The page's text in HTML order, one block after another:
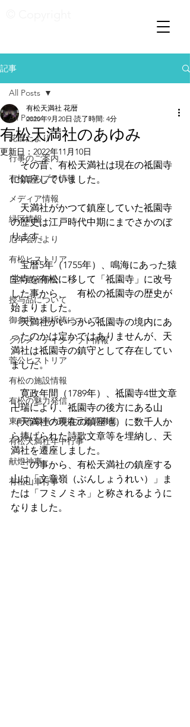
記事
All Posts
花暦たより
行事のご案内
有松まちブラ情報
メディア情報
緑区情報
厄年会だより
有松ヒストリア
日本遺産有松
授与品について
御参拝・御祈祷について
グルメ・テイクアウト情報
菅公ヒストリア
有松の施設情報
有松の魅力発信
東町布袋車大幕復元新調事業
有松天満社年中行事
献燈神事
有松山車行事
All Posts
有松天満社のあゆみ
有松天満社 花暦
2020年9月20日 読了時間: 4分
更新日： 2022年11月10日
その昔、有松天満社は現在の祗園寺
に鎮座していました。
天満社がかつて鎮座していた祗園寺
の歴史は江戸時代中期にまでさかのぼ
ります。
宝暦5年（1755年）、鳴海にあった猿
堂寺を有松に移して「祗園寺」に改号
した事から、　有松の祗園寺の歴史が
始まりました。
天満社がいつから祗園寺の境内にあ
ったのかは定かではありませんが、天
満社は祗園寺の鎮守として存在してい
ました。
寛政年間（1789年）、祗園寺4世文章
卍瑞により、祗園寺の後方にある山
（天満社の現在の鎮座地）に数千人か
ら捧げられた詩歌文章等を埋納し、天
満社を遷座しました。
この事から、有松天満社の鎮座する
山は「文章嶺（ぶんしょうれい）」ま
たは「フミノミネ」と称されるように
なりました。